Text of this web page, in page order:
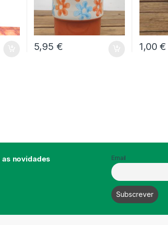
5,95 € 1,00€
as novidades Email